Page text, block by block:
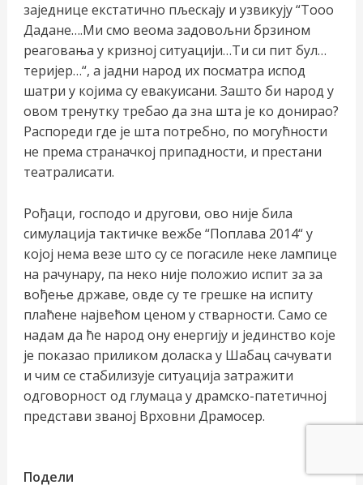
заједнице екстатично пљескају и узвикују “Тооо
Дадане….Ми смо веома задовољни брзином
реаговања у кризној ситуацији…Ти си пит бул…
теријер…“, а јадни народ их посматра испод
шатри у којима су евакуисани. Зашто би народ у
овом тренутку требао да зна шта је ко донирао?
Распореди где је шта потребно, по могућности
не према страначкој припадности, и престани
театралисати.
Рођаци, господо и другови, ово није била
симулација тактичке вежбе “Поплава 2014“ у
којој нема везе што су се погасиле неке лампице
на рачунару, па неко није положио испит за за
вођење државе, овде су те грешке на испиту
плаћене највећом ценом у стварности. Само се
надам да ће народ ону енергију и јединство које
је показао приликом доласка у Шабац сачувати
и чим се стабилизује ситуација затражити
одговорност од глумаца у драмско-патетичној
представи званој Врховни Драмосер.
Подели